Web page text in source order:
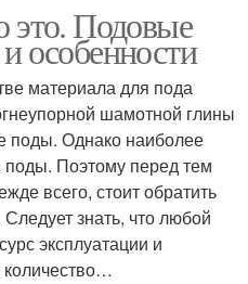
это. Подовые
особенности
материала для пода
шамотной глины
поды. Однако наиболее
Поэтому перед тем
всего, стоит обратить
знать, что любой
эксплуатации и
количество…